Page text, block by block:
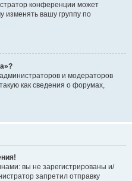
конференции может
изменять вашу группу по
и модераторов
как сведения о форумах,
вы не зарегистрированы и/
запретил отправку